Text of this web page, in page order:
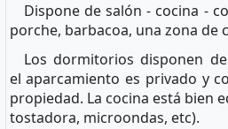
Dispone de salón - cocina -
porche, barbacoa, una zona de
Los dormitorios disponen
el aparcamiento es privado y
propiedad. La cocina está bien
tostadora, microondas, etc).